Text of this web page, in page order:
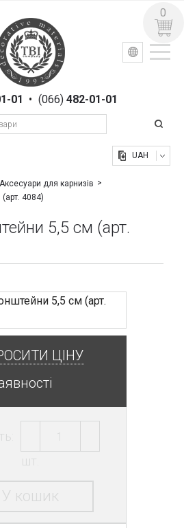
01 • (066) 482-01-01
УКР РУС
UAH
0
Аксесуари для карнизів
(арт. 4084)
5,5 см (арт.
ЦІНУ
шт.
У кошик